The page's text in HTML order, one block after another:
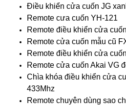
Điều khiển cửa cuốn JG
Remote cưa cuốn YH-121
Remote điều khiển cửa
Remote cửa cuốn mẫu cũ
Remote điều khiển cửa
Remote cửa cuốn Akai VG
Chìa khóa điều khiển cửa
433Mhz
Remote chuyên dùng sao